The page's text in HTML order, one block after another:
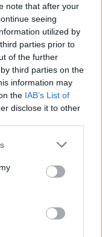
note that after your
seeing
utilized by
parties prior to
of the further
third parties on the
information may
the IAB’s List of
disclose it to other
Filippine, ci
cieca, alla
di guarigione
di rianimazione, è
tornare a
Beggars